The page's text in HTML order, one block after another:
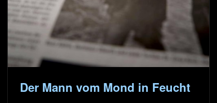
Der Mann vom Mond in Feucht